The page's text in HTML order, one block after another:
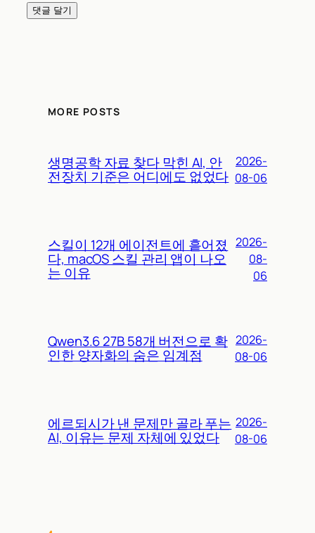
MORE POSTS
생명공학 자료 찾다 막힌 AI, 안
전장치 기준은 어디에도 없었다
2026-
08-06
스킬이 12개 에이전트에 흩어졌
다, macOS 스킬 관리 앱이 나오
는 이유
2026-
08-
06
Qwen3.6 27B 58개 버전으로 확
인한 양자화의 숨은 임계점
2026-
08-06
에르되시가 낸 문제만 골라 푸는
AI, 이유는 문제 자체에 있었다
2026-
08-06